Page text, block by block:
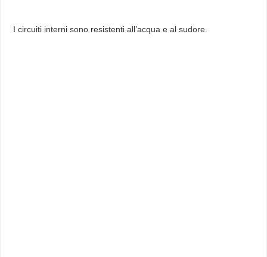
I circuiti interni sono resistenti all’acqua e al sudore.